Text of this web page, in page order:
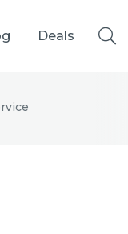
Deals